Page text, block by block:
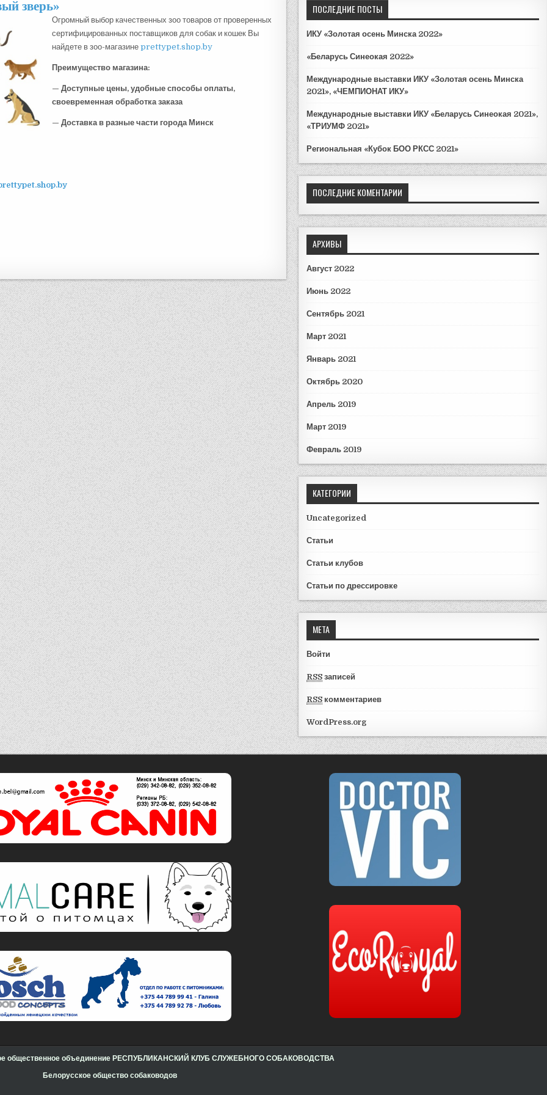
зверь»
Огромный выбор качественных зоо товаров от проверенных
сертифицированных поставщиков для собак и кошек Вы
найдете в зоо-магазине prettypet.shop.by
Преимущество магазина:
— Доступные цены, удобные способы оплаты,
своевременная обработка заказа
— Доставка в разные части города Минск
д
л
:
ПОСЛЕДНИЕ ПОСТЫ
ИКУ «Золотая осень Минска 2022»
«Беларусь Синеокая 2022»
Международные выставки ИКУ «Золотая осень Минска
2021», «ЧЕМПИОНАТ ИКУ»
Международные выставки ИКУ «Беларусь Синеокая 2021»,
«ТРИУМФ 2021»
Региональная «Кубок БОО РКСС 2021»
ПОСЛЕДНИЕ КОМЕНТАРИИ
АРХИВЫ
Август 2022
Июнь 2022
Сентябрь 2021
Март 2021
Январь 2021
Октябрь 2020
Апрель 2019
Март 2019
Февраль 2019
КАТЕГОРИИ
Uncategorized
Статьи
Статьи клубов
Статьи по дрессировке
МЕТА
Войти
RSS записей
RSS комментариев
WordPress.org
общественное объединение РЕСПУБЛИКАНСКИЙ КЛУБ СЛУЖЕБНОГО СОБАКОВОДСТВА
Белорусское общество собаководов